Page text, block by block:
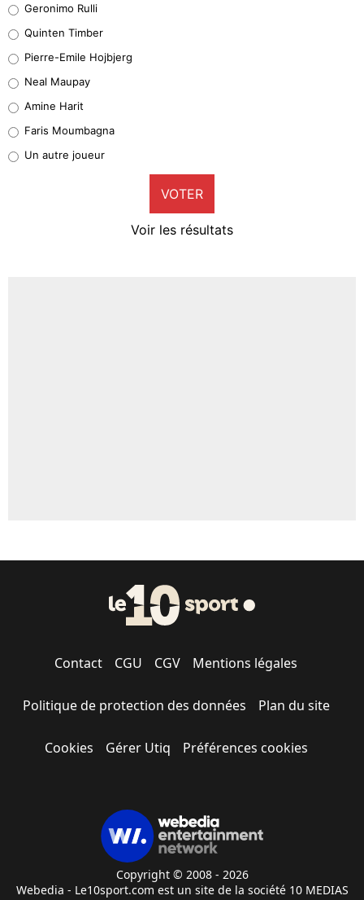
32%
5%
1%
9%
Geronimo Rulli
Quinten Timber
Pierre-Emile Hojbjerg
Neal Maupay
Amine Harit
Faris Moumbagna
Un autre joueur
VOTER
Voir les résultats
Contact CGU CGV Mentions légales
Politique de protection des données Plan du site
Cookies Gérer Utiq Préférences cookies
Copyright © 2008 - 2026
Webedia - Le10sport.com est un site de la société 10 MEDIAS